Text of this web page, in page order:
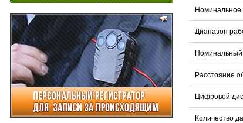
Номинальное
Диапазон
Номинальный
Расстояние
Цифровой
Количество